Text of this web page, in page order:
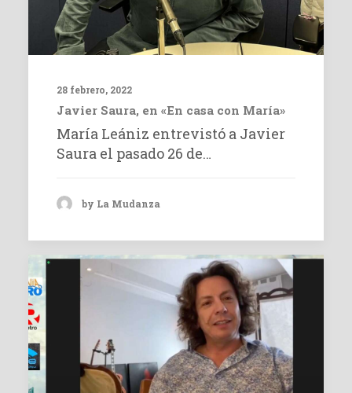
28 febrero, 2022
Javier Saura, en «En casa con María»
María Leániz entrevistó a Javier
Saura el pasado 26 de…
by La Mudanza